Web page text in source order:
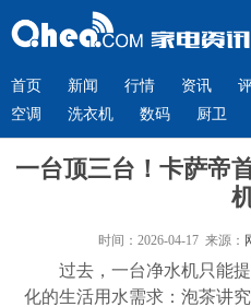
首页 新闻 行情 资讯
空调
洗衣机 数码 厨卫
一台顶三台！卡萨帝
时间：2026-04-17 来源：
过去，一台净水机只能
化的生活用水需求：泡茶讲